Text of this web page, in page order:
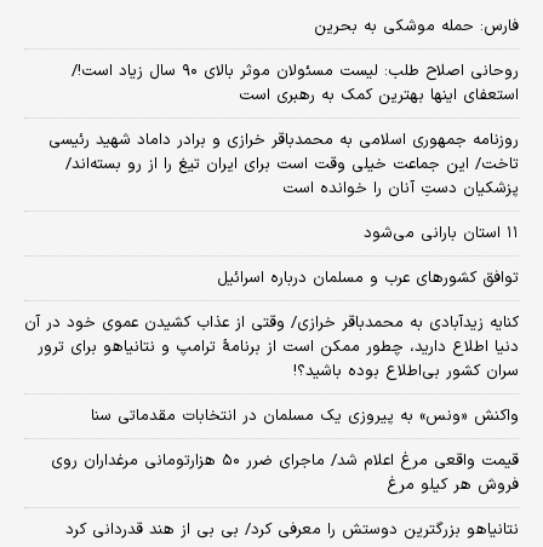
فارس: حمله موشکی به بحرین
روحانی اصلاح طلب: ‌لیست مسئولان موثر بالای ۹۰ سال زیاد است!/
استعفای اینها بهترین کمک به رهبری است
روزنامه جمهوری اسلامی به محمدباقر خرازی و برادر داماد شهید رئیسی
تاخت/ این جماعت خیلی وقت است برای ایران تیغ را از رو بسته‌اند/
پزشکیان دستِ آنان را خوانده است
۱۱ استان بارانی می‌شود
توافق کشورهای عرب و مسلمان درباره اسرائیل
کنایه زیدآبادی به محمدباقر خرازی/ وقتی از عذاب کشیدن عموی خود در آن
دنیا اطلاع دارید، چطور ممکن است از برنامهٔ ترامپ و نتانیاهو برای ترور
سران کشور بی‌اطلاع بوده باشید؟!
واکنش «ونس» به پیروزی یک مسلمان در انتخابات مقدماتی سنا
قیمت واقعی مرغ اعلام شد/ ماجرای ضرر ۵۰ هزارتومانی مرغداران روی
فروش هر کیلو مرغ
نتانیاهو بزرگترین دوستش را معرفی کرد/ بی بی از هند قدردانی کرد